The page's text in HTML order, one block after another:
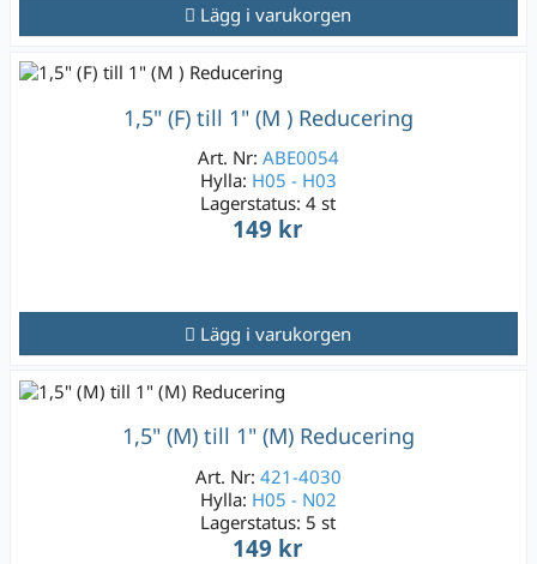
Lägg i varukorgen
1,5" (F) till 1" (M ) Reducering
Art. Nr: ABE0054
Hylla: H05 - H03
Lagerstatus:4 st
149 kr
Lägg i varukorgen
1,5" (M) till 1" (M) Reducering
Art. Nr: 421-4030
Hylla: H05 - N02
Lagerstatus: 5 st
149 kr